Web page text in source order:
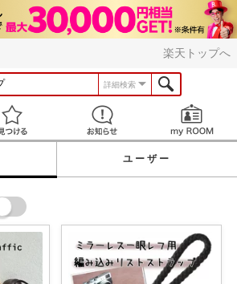
楽天トップへ
詳細検索
見つける お知らせ
ユーザー